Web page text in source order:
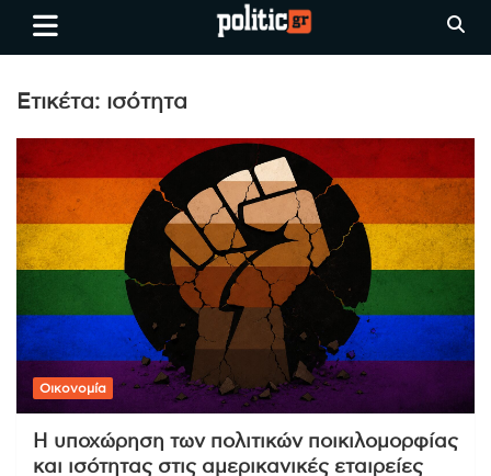
Skip
Ειδήσεις απο τη
Θεσσαλονίκη, την Ελλάδα και
όλο τον Κόσμο
politic.gr
Ετικέτα: ισότητα
Οικονομία
Η υποχώρηση των πολιτικών ποικιλομορφίας
και ισότητας στις αμερικανικές εταιρείες